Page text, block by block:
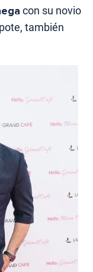
con su novio
también